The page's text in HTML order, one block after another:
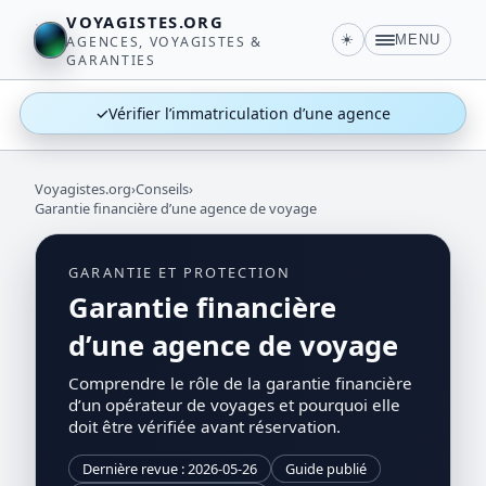
VOYAGISTES.ORG
AGENCES, VOYAGISTES &
GARANTIES
☀️ MENU
✓Vérifier l’immatriculation d’une agence
Voyagistes.org›Conseils›
Garantie financière d’une agence de voyage
GARANTIE ET PROTECTION
Garantie financière
d’une agence de voyage
Comprendre le rôle de la garantie financière
d’un opérateur de voyages et pourquoi elle
doit être vérifiée avant réservation.
Dernière revue : 2026-05-26 Guide publié